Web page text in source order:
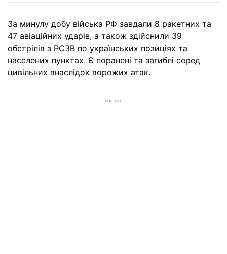
За минулу добу війська РФ завдали 8 ракетних та
47 авіаційних ударів, а також здійснили 39
обстрілів з РСЗВ по українських позиціях та
населених пунктах. Є поранені та загиблі серед
цивільних внаслідок ворожих атак.
РЕКЛАМА